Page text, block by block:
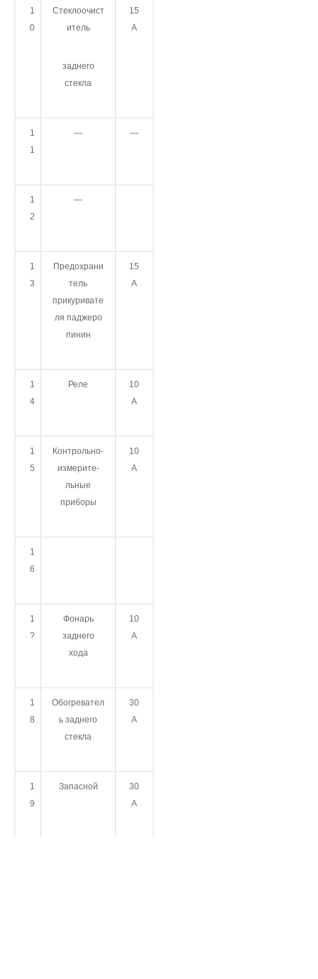
1
0
Стеклоочист
итель
заднего
стекла
15
А
1
1
— —
1
2
—
1
3
Предохрани
тель
прикуривате
ля паджеро
пинин
15
А
1
4
Реле
10
А
1
5
Контрольно-
измерите­
льные
приборы
10
А
1
6
1
?
Фонарь
заднего
хода
10
А
1
8
Обогревател
ь заднего
стекла
30
А
1
9
Запасной
30
А